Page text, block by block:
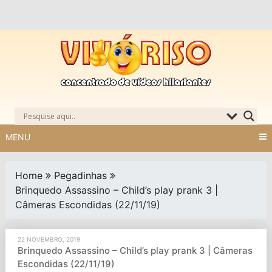
MENU
Home
Pegadinhas
Brinquedo Assassino – Child’s play prank 3 |
Câmeras Escondidas (22/11/19)
22 NOVEMBRO, 2019
Brinquedo Assassino – Child’s play prank 3 | Câmeras
Escondidas (22/11/19)